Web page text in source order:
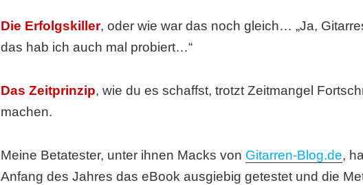
Die Erfolgskiller, oder wie war das noch gleich… „Ja,
das hab ich auch mal probiert…“
Das Zeitprinzip, wie du es schaffst, trotzt Zeitmangel
machen.
Meine Betatester, unter ihnen Macks von Gitarren-Blog.de,
Anfang des Jahres das eBook ausgiebig getestet und die